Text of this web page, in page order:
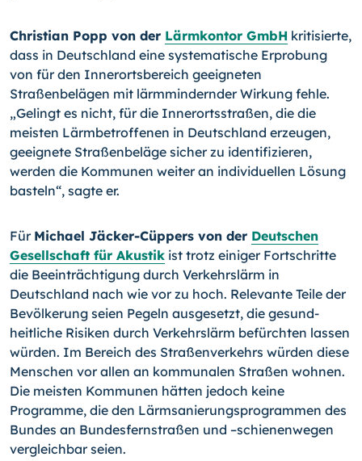
Christian Popp von der Lärmkontor GmbH kritisierte,
dass in Deutschland eine systematische Erprobung
von für den Innerortsbereich geeigneten
Straßenbelägen mit lärmmindernder Wirkung fehle.
„Gelingt es nicht, für die Innerortsstraßen, die die
meisten Lärmbetroffenen in Deutschland erzeugen,
geeignete Straßenbeläge sicher zu identifizieren,
werden die Kommunen weiter an individuellen Lösung
basteln“, sagte er.
Für Michael Jäcker-Cüppers von der Deutschen
Gesellschaft für Akustik ist trotz einiger Fortschritte
die Beeinträchtigung durch Verkehrslärm in
Deutschland nach wie vor zu hoch. Relevante Teile der
Bevölkerung seien Pegeln ausgesetzt, die gesund­
heitliche Risiken durch Verkehrslärm befürchten lassen
würden. Im Bereich des Straßenverkehrs würden diese
Menschen vor allen an kommunalen Straßen wohnen.
Die meisten Kommunen hätten jedoch keine
Programme, die den Lärmsanierungs­programmen des
Bundes an Bundesfernstraßen und –schienenwegen
vergleichbar seien.